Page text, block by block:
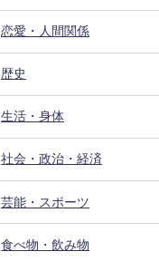
恋愛・人間関係
歴史
生活・身体
社会・政治・経済
芸能・スポーツ
食べ物・飲み物